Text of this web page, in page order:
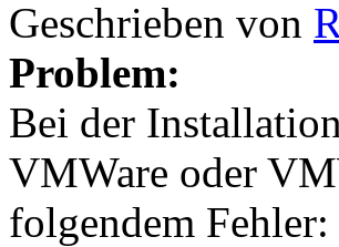
Geschrieben von
Problem:
Bei der
VMWare oder
folgendem Fehler: